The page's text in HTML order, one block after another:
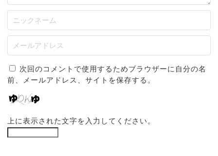
次回のコメントで使用するためブラウザーに自分の名
前、メールアドレス、サイトを保存する。
上に表示された文字を入力してください。